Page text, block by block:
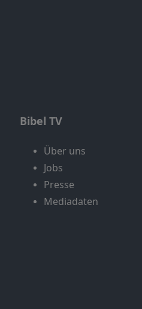
Bibel TV
Über uns
Jobs
Presse
Mediadaten